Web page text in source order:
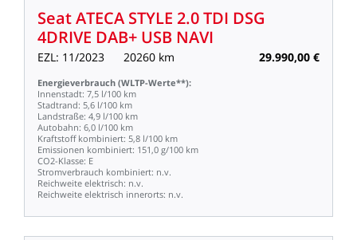
SeatATECA STYLE 2.0TDI DSG
4DRIVE DAB+ USB NAVI
EZL: 11/2023 20260 km 29.990,00 €
Energieverbrauch (WLTP-Werte**):
Innenstadt: 7,5 l/100 km
Stadtrand: 5,6 l/100 km
Landstraße: 4,9 l/100 km
Autobahn: 6,0 l/100 km
Kraftstoff kombiniert: 5,8 l/100 km
Emissionen kombiniert: 151,0 g/100 km
CO2-Klasse: E
Stromverbrauch kombiniert: n.v.
Reichweite elektrisch: n.v.
Reichweite elektrisch innerorts: n.v.